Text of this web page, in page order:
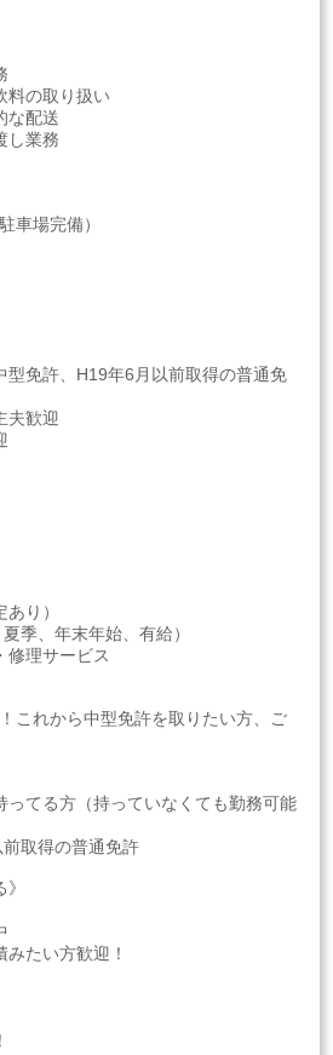
料の取り扱い
な配送
し業務
車場完備）
型免許、H19年6月以前取得の普通免
夫歓迎
り）
季、年末年始、有給）
修理サービス
これから中型免許を取りたい方、ご
てる方（持っていなくても勤務可能
取得の普通免許
たい方歓迎！